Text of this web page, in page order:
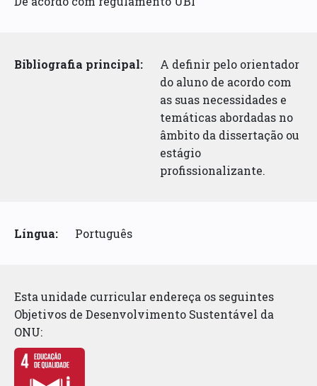
Bibliografia principal:
A definir pelo orientador
do aluno de acordo com
as suas necessidades e
temáticas abordadas no
âmbito da dissertação ou
estágio
profissionalizante.
Língua: Português
Esta unidade curricular endereça os seguintes
Objetivos de Desenvolvimento Sustentável da
ONU: